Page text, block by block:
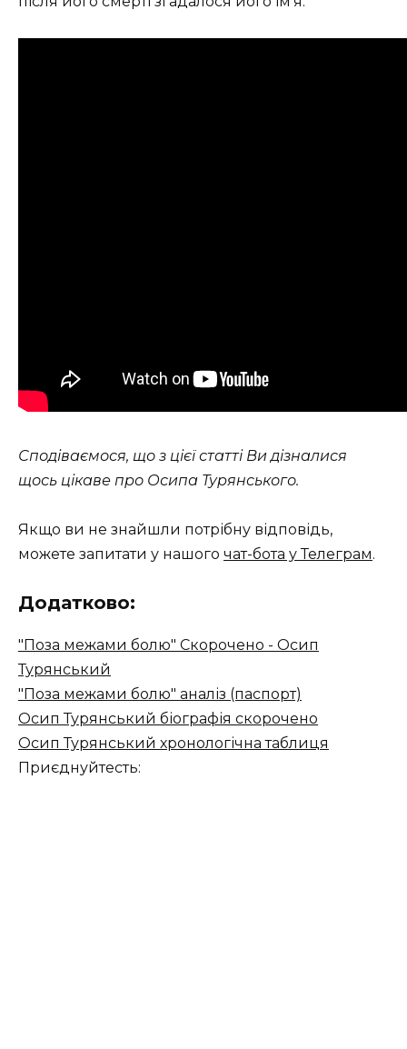
Сподіваємося, що з цієї статті Ви дізналися
щось цікаве про Осипа Турянського.
Якщо ви не знайшли потрібну відповідь,
можете запитати у нашого чат-бота у Телеграм.
Додатково:
"Поза межами болю" Скорочено - Осип
Турянський
"Поза межами болю" аналіз (паспорт)
Осип Турянський біографія скорочено
Осип Турянський хронологічна таблиця
Приєднуйтесть: